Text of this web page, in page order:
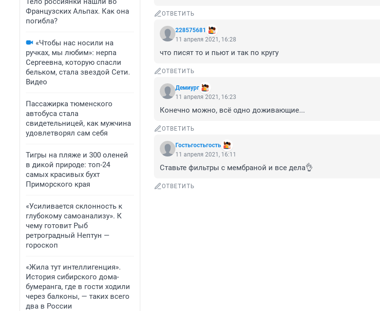
Французских Альпах. Как она
погибла?
«Чтобы нас носили на
ручках, мы любим»: нерпа
Сергеевна, которую спасли
бельком, стала звездой Сети.
Видео
Пассажирка тюменского
автобуса стала
свидетельницей, как мужчина
удовлетворял сам себя
Тигры на пляже и 300 оленей
в дикой природе: топ-24
самых красивых бухт
Приморского края
«Усиливается склонность к
глубокому самоанализу». К
чему готовит Рыб
ретроградный Нептун —
гороскоп
«Жила тут интеллигенция».
История сибирского дома-
бумеранга, где в гости ходили
через балконы, — таких всего
два в России
ОТВЕТИТЬ
228575681
11 апреля 2021, 16:28
что писят то и пьют и так по кругу
ОТВЕТИТЬ
Демиург
11 апреля 2021, 16:23
Конечно можно, всё одно доживающие...
ОТВЕТИТЬ
Гостьгостьгость
11 апреля 2021, 16:11
Ставьте фильтры с мембраной и все дела👌
ОТВЕТИТЬ